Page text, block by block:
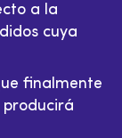
a la
cuya
finalmente